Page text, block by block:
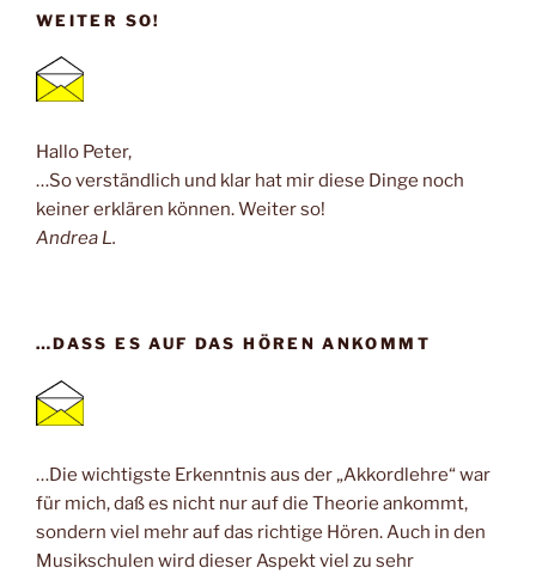
WEITER SO!
Hallo Peter,
…So verständlich und klar hat mir diese Dinge noch
keiner erklären können. Weiter so!
Andrea L.
…DASS ES AUF DAS HÖREN ANKOMMT
…Die wichtigste Erkenntnis aus der „Akkordlehre“ war
für mich, daß es nicht nur auf die Theorie ankommt,
sondern viel mehr auf das richtige Hören. Auch in den
Musikschulen wird dieser Aspekt viel zu sehr